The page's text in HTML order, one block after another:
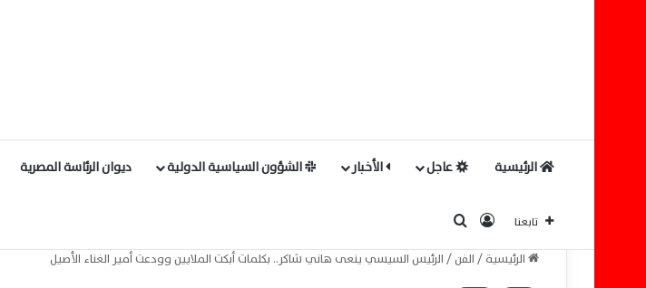
الرئيسية عاجل الأخبار الشؤون السياسية الدولية ديوان الرئاسة المصرية
تابعنا تسجيل الدخول
الرئيسية/الفن/الرئيس السيسي ينعى هاني شاكر.. بكلمات أبكت الملايين وودعت أمير الغناء الأصيل